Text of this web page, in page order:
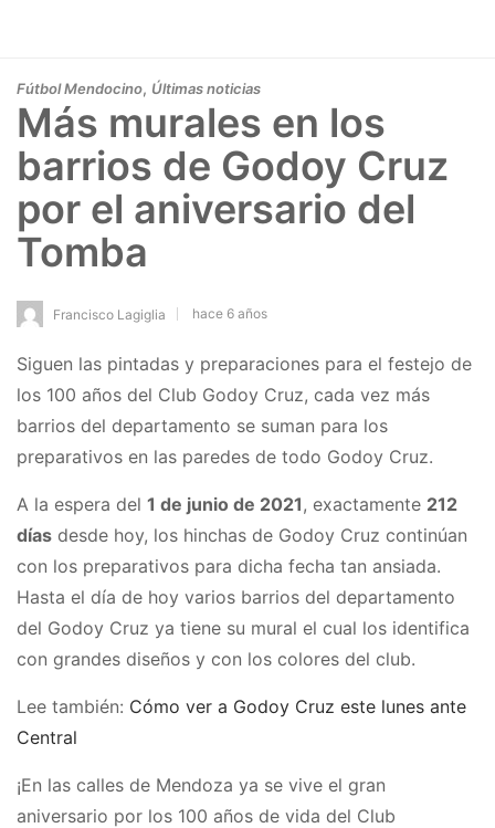
Fútbol Mendocino, Últimas noticias
Más murales en los
barrios de Godoy Cruz
por el aniversario del
Tomba
Francisco Lagiglia hace 6 años
Siguen las pintadas y preparaciones para el festejo de
los 100 años del Club Godoy Cruz, cada vez más
barrios del departamento se suman para los
preparativos en las paredes de todo Godoy Cruz.
A la espera del 1 de junio de 2021, exactamente 212
días desde hoy, los hinchas de Godoy Cruz continúan
con los preparativos para dicha fecha tan ansiada.
Hasta el día de hoy varios barrios del departamento
del Godoy Cruz ya tiene su mural el cual los identifica
con grandes diseños y con los colores del club.
Lee también: Cómo ver a Godoy Cruz este lunes ante
Central
¡En las calles de Mendoza ya se vive el gran
aniversario por los 100 años de vida del Club